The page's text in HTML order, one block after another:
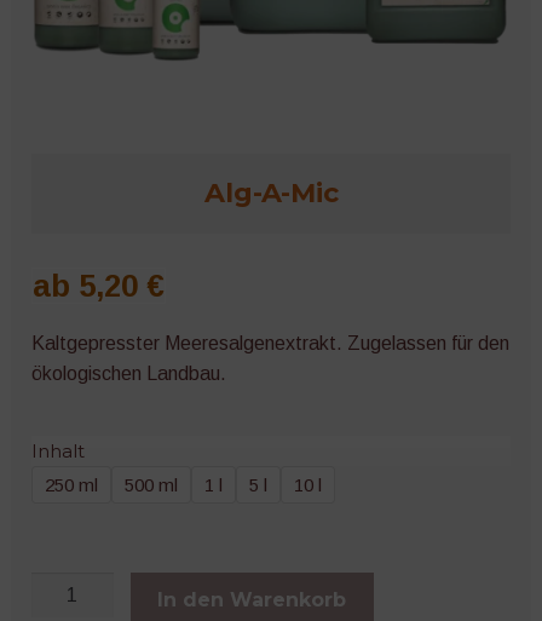
Microgreens
Alg-A-Mic
ab 5,20 €
Kaltgepresster Meeresalgenextrakt. Zugelassen für den
ökologischen Landbau.
Inhalt
250 ml 500 ml 1 l 5 l 10 l
In den Warenkorb